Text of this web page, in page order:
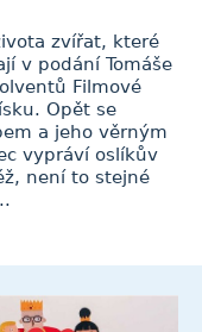
zvířat, které
v podání Tomáše
Filmové
Opět se
a jeho věrným
vypráví oslíkův
není to stejné